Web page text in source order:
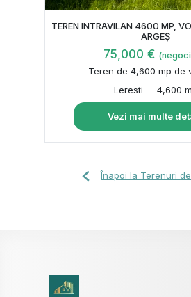
TEREN INTRAVILAN 4600 MP,
ARGEȘ
75,000 €
Teren de 4,600 mp de
Leresti
4,600
Vezi mai multe
Înapoi la Terenuri